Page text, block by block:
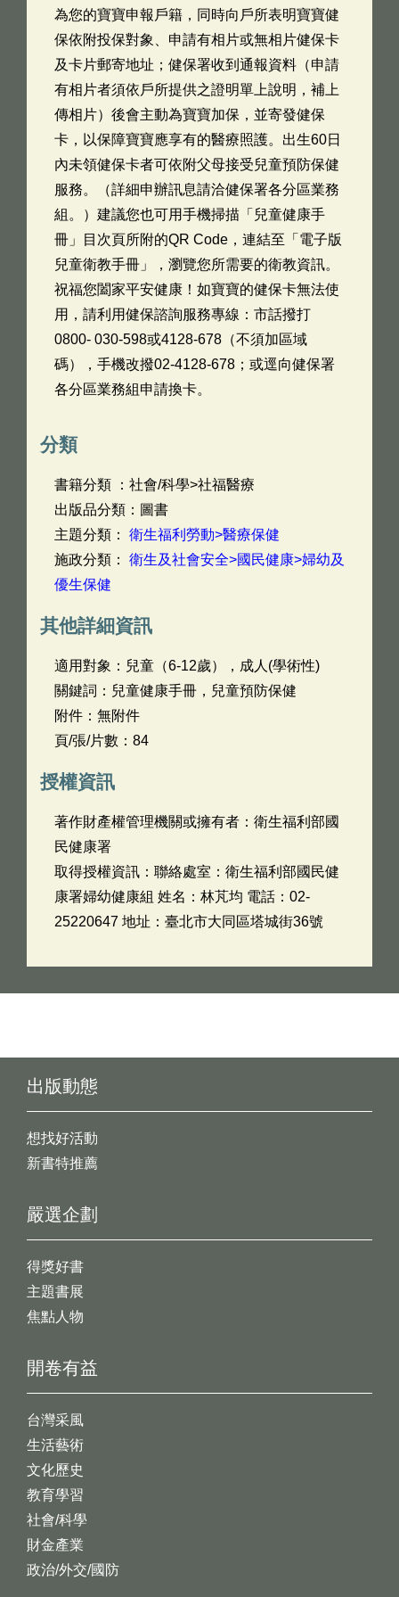
為您的寶寶申報戶籍，同時向戶所表明寶寶健
保依附投保對象、申請有相片或無相片健保卡
及卡片郵寄地址；健保署收到通報資料（申請
有相片者須依戶所提供之證明單上說明，補上
傳相片）後會主動為寶寶加保，並寄發健保
卡，以保障寶寶應享有的醫療照護。出生60日
內未領健保卡者可依附父母接受兒童預防保健
服務。（詳細申辦訊息請洽健保署各分區業務
組。）建議您也可用手機掃描「兒童健康手
冊」目次頁所附的QR Code，連結至「電子版
兒童衛教手冊」，瀏覽您所需要的衛教資訊。
祝福您闔家平安健康！如寶寶的健保卡無法使
用，請利用健保諮詢服務專線：市話撥打
0800- 030-598或4128-678（不須加區域
碼），手機改撥02-4128-678；或逕向健保署
各分區業務組申請換卡。
分類
書籍分類 ：社會/科學>社福醫療
出版品分類：圖書
主題分類： 衛生福利勞動>醫療保健
施政分類： 衛生及社會安全>國民健康>婦幼及
優生保健
其他詳細資訊
適用對象：兒童（6-12歲），成人(學術性)
關鍵詞：兒童健康手冊，兒童預防保健
附件：無附件
頁/張/片數：84
授權資訊
著作財產權管理機關或擁有者：衛生福利部國
民健康署
取得授權資訊：聯絡處室：衛生福利部國民健
康署婦幼健康組 姓名：林芃均 電話：02-
25220647 地址：臺北市大同區塔城街36號
出版動態
想找好活動
新書特推薦
開卷有益
台灣采風
生活藝術
文化歷史
教育學習
社會/科學
財金產業
政治/外交/國防
嚴選企劃
得獎好書
主題書展
焦點人物